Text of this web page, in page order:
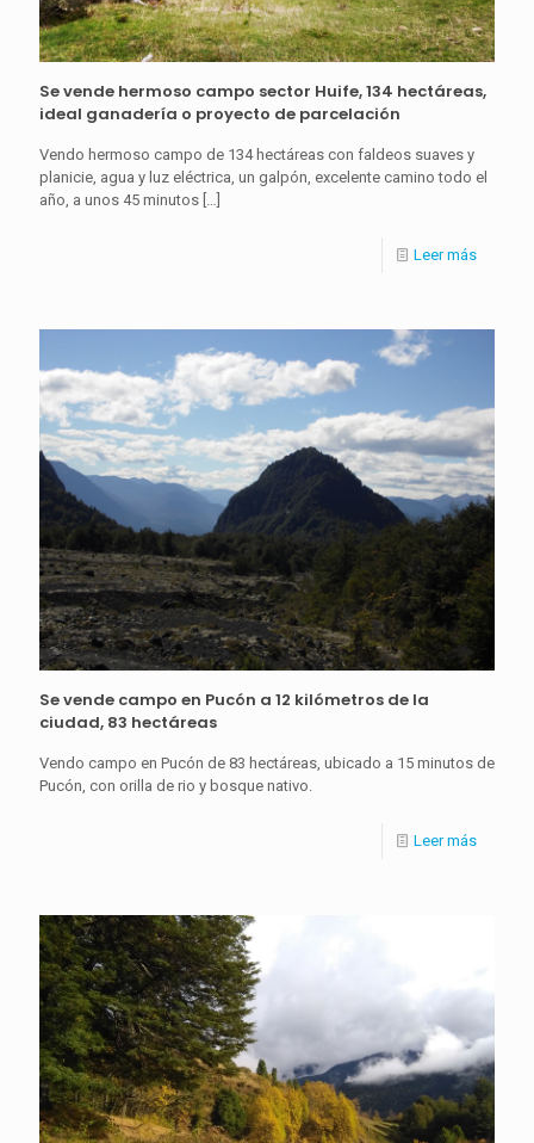
Se vende hermoso campo sector Huife, 134 hectáreas,
ideal ganadería o proyecto de parcelación
Vendo hermoso campo de 134 hectáreas con faldeos suaves y
planicie, agua y luz eléctrica, un galpón, excelente camino todo el
año, a unos 45 minutos […]
Leer más
Se vende campo en Pucón a 12 kilómetros de la
ciudad, 83 hectáreas
Vendo campo en Pucón de 83 hectáreas, ubicado a 15 minutos de
Pucón, con orilla de rio y bosque nativo.
Leer más